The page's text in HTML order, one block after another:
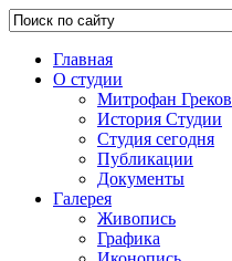
Главная
О студии
Митрофан Греков
История Студии
Студия сегодня
Публикации
Документы
Галерея
Живопись
Графика